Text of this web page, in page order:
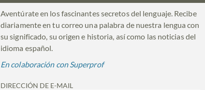
Aventúrate en los fascinantes secretos del lenguaje. Recibe
diariamente en tu correo una palabra de nuestra lengua con
su significado, su origen e historia, así como las noticias del
idioma español.
En colaboración con Superprof
DIRECCIÓN DE E-MAIL